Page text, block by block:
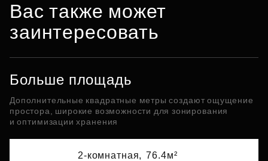
Вас также может
заинтересовать
Больше площадь
Дополнительные квадратные метры создают ощущение
простора, широкие возможности для зонирования
и оптимизации хранения
2-комнатная, 76.4м²